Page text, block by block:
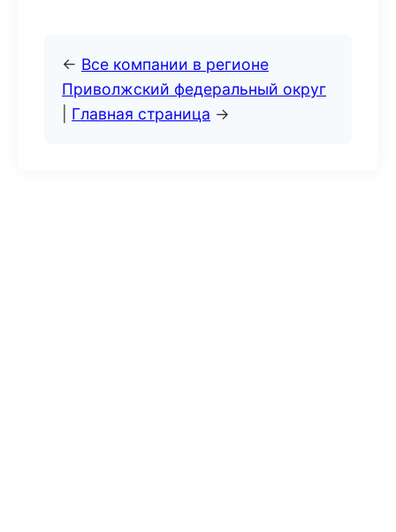
← Все компании в регионе
Приволжский федеральный округ
Главная страница →